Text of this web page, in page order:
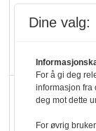
Dine valg:
For å gi deg
informasjon fra
deg mot dette
For øvrig